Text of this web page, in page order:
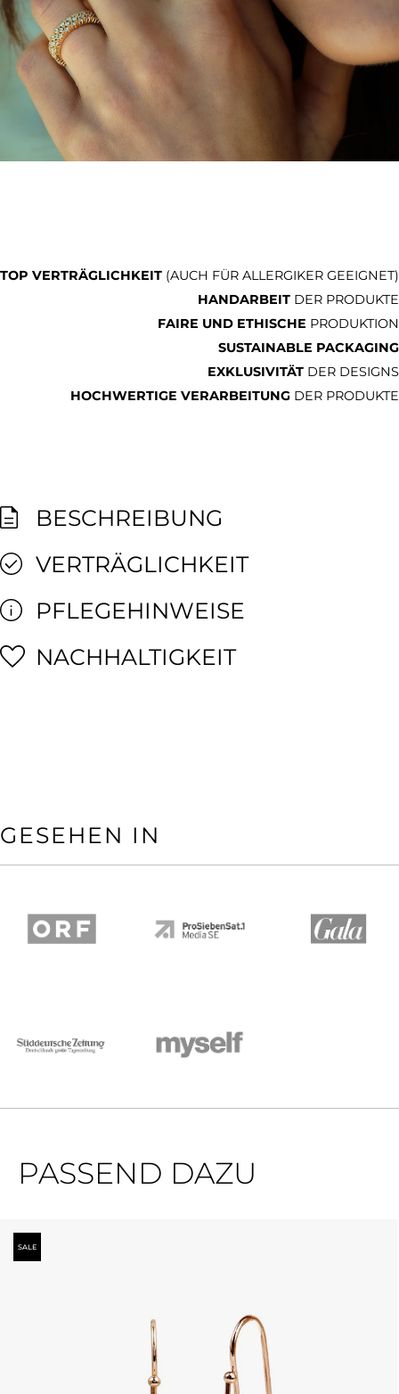
TOP VERTRÄGLICHKEIT (AUCH FÜR ALLERGIKER GEEIGNET)
HANDARBEIT DER PRODUKTE
FAIRE UND ETHISCHE PRODUKTION
SUSTAINABLE PACKAGING
EXKLUSIVITÄT DER DESIGNS
HOCHWERTIGE VERARBEITUNG DER PRODUKTE
BESCHREIBUNG
VERTRÄGLICHKEIT
PFLEGEHINWEISE
NACHHALTIGKEIT
GESEHEN IN
PASSEND DAZU
SALE